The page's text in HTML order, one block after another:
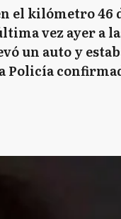
el kilómetro 46
vez ayer a
un auto y
Policía